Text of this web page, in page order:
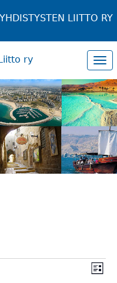
LIITTO RY
ry
Lista